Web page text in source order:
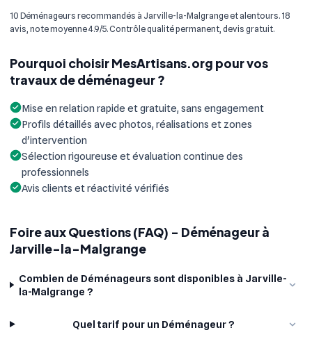
10 Déménageurs recommandés à Jarville-la-Malgrange et alentours. 18
avis, note moyenne 4.9/5. Contrôle qualité permanent, devis gratuit.
Pourquoi choisir MesArtisans.org pour vos
travaux de déménageur ?
Mise en relation rapide et gratuite, sans engagement
Profils détaillés avec photos, réalisations et zones
d'intervention
Sélection rigoureuse et évaluation continue des
professionnels
Avis clients et réactivité vérifiés
Foire aux Questions (FAQ) - Déménageur à
Jarville-la-Malgrange
Combien de Déménageurs sont disponibles à Jarville-
la-Malgrange ?
Quel tarif pour un Déménageur ?